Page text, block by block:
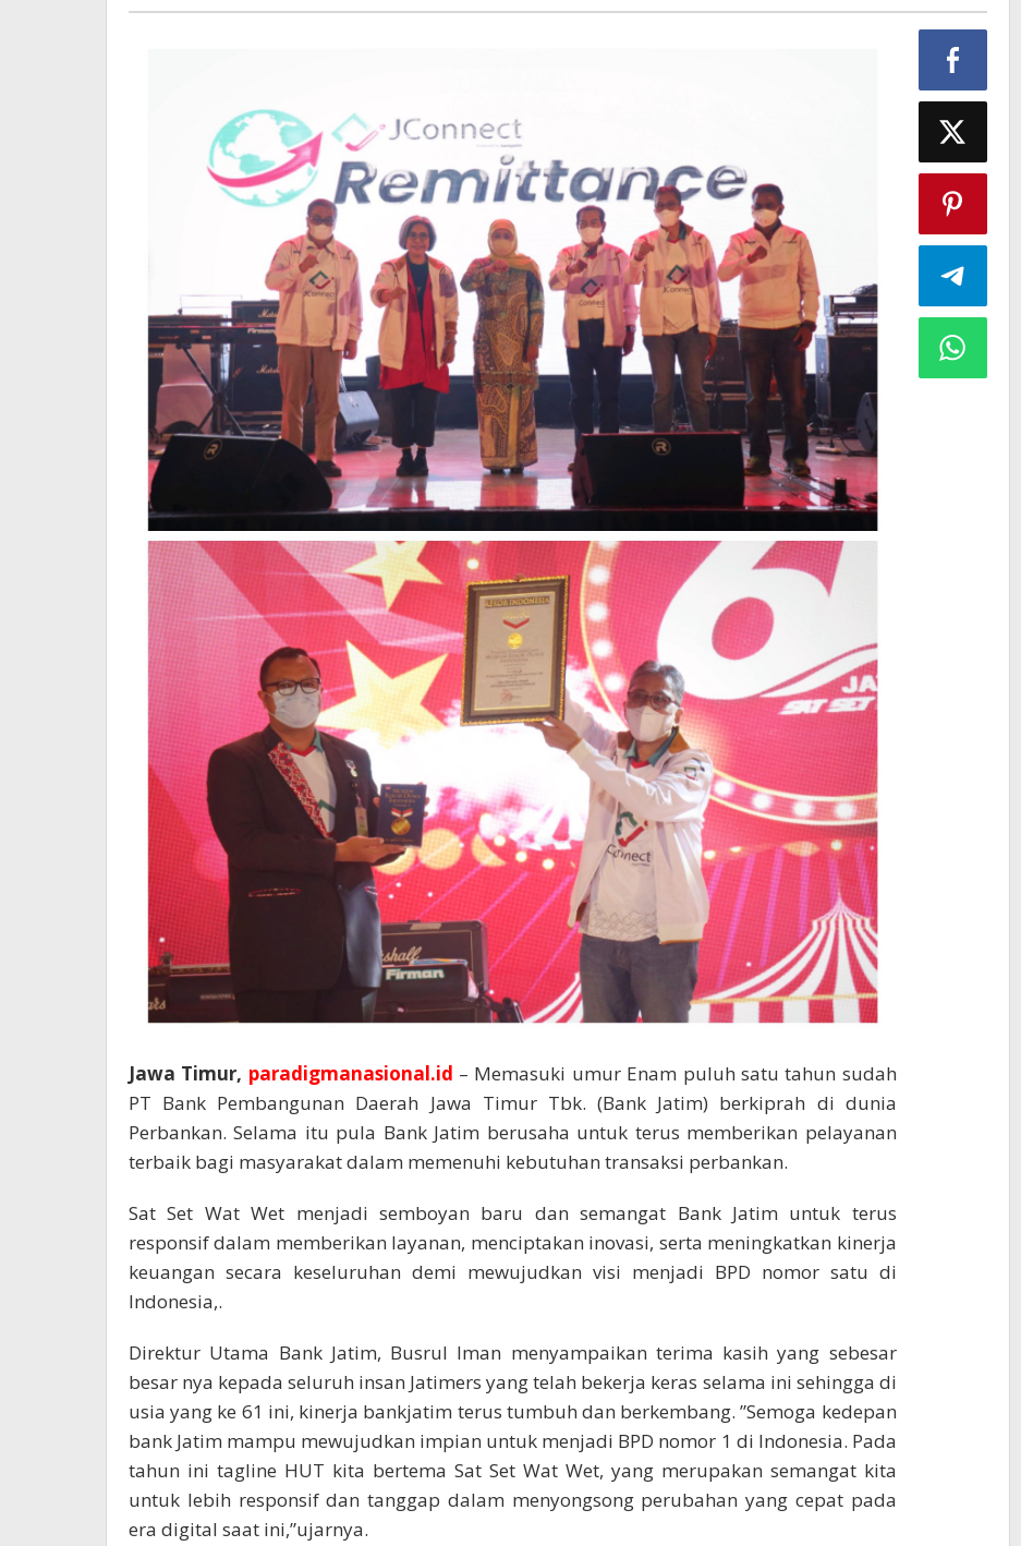
Jawa Timur, paradigmanasional.id – Memasuki umur Enam puluh satu tahun sudah
PT Bank Pembangunan Daerah Jawa Timur Tbk. (Bank Jatim) berkiprah di dunia
Perbankan. Selama itu pula Bank Jatim berusaha untuk terus memberikan pelayanan
terbaik bagi masyarakat dalam memenuhi kebutuhan transaksi perbankan.
Sat Set Wat Wet menjadi semboyan baru dan semangat Bank Jatim untuk terus
responsif dalam memberikan layanan, menciptakan inovasi, serta meningkatkan kinerja
keuangan secara keseluruhan demi mewujudkan visi menjadi BPD nomor satu di
Indonesia,.
Direktur Utama Bank Jatim, Busrul Iman menyampaikan terima kasih yang sebesar
besar nya kepada seluruh insan Jatimers yang telah bekerja keras selama ini sehingga di
usia yang ke 61 ini, kinerja bankjatim terus tumbuh dan berkembang. ”Semoga kedepan
bank Jatim mampu mewujudkan impian untuk menjadi BPD nomor 1 di Indonesia. Pada
tahun ini tagline HUT kita bertema Sat Set Wat Wet, yang merupakan semangat kita
untuk lebih responsif dan tanggap dalam menyongsong perubahan yang cepat pada
era digital saat ini,”ujarnya.